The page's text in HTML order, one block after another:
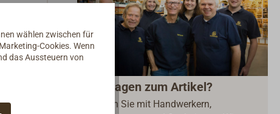
oder
Fragen zum Artikel?
Reden Sie mit Handwerkern,
wählen zwischen für
Cookies. Wenn
das Aussteuern von